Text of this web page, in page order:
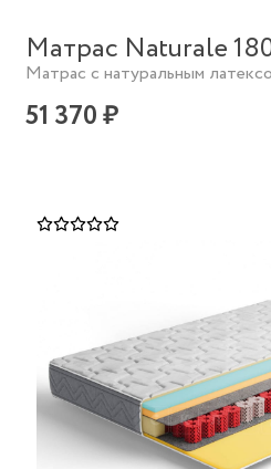
Матрас Naturale
Матрас с натуральным
51 370 ₽